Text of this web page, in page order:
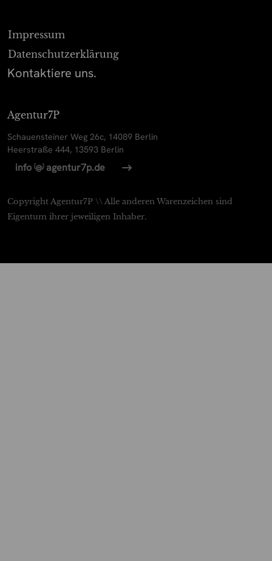
Impressum
Datenschutz­erklärung
Kontaktiere uns.
Agentur7P
Schauensteiner Weg 26c, 14089 Berlin
Heerstraße 444, 13593 Berlin
info (@) agentur7p.de
Copyright Agentur7P \\ Alle anderen Warenzeichen sind
Eigentum ihrer jeweiligen Inhaber.